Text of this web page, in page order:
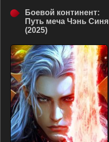
Боевой континент:
Путь меча Чэнь Синя
(2025)